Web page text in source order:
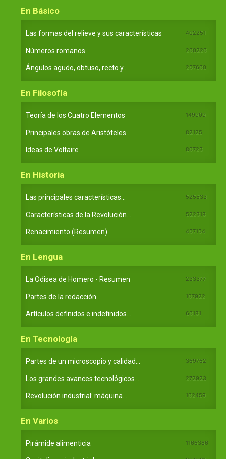
En Básico
Las formas del relieve y sus características 402251
Números romanos 260226
Ángulos agudo, obtuso, recto y... 257660
En Filosofía
Teoría de los Cuatro Elementos 149909
Principales obras de Aristóteles 82125
Ideas de Voltaire 80723
En Historia
Las principales características... 525533
Características de la Revolución... 522318
Renacimiento (Resumen) 457154
En Lengua
La Odisea de Homero - Resumen 233377
Partes de la redacción 107922
Artículos definidos e indefinidos... 66181
En Tecnología
Partes de un microscopio y calidad... 369762
Los grandes avances tecnológicos... 272923
Revolución industrial: máquina... 162459
En Varios
Pirámide alimenticia 1166386